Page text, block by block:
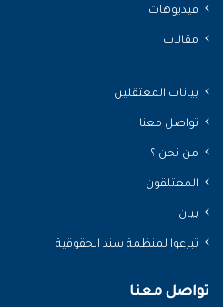
فيديوهات
مقالات
بيانات المعتقلين
تواصل معنا
من نحن ؟
المعتلقون
بيان
تبرعوا لمنظمة سند الحقوقية
تواصل معنا